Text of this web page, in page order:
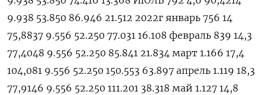
9.938 53.850 86.946 21.512 2022г январь 756 14
75,8837 9.556 52.250 77.031 16.108 февраль 839 14,3
77,4048 9.556 52.250 85.841 21.834 март 1.166 17,4
104,081 9.556 52.250 150.553 63.897 апрель 1.119 18,3
77,9146 9.556 52.250 111.201 38.318 май 1.127 14,8